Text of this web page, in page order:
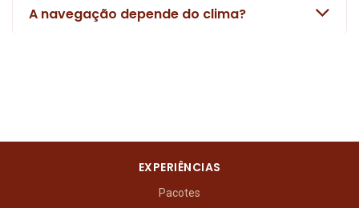
A navegação depende do clima?
EXPERIÊNCIAS
Pacotes